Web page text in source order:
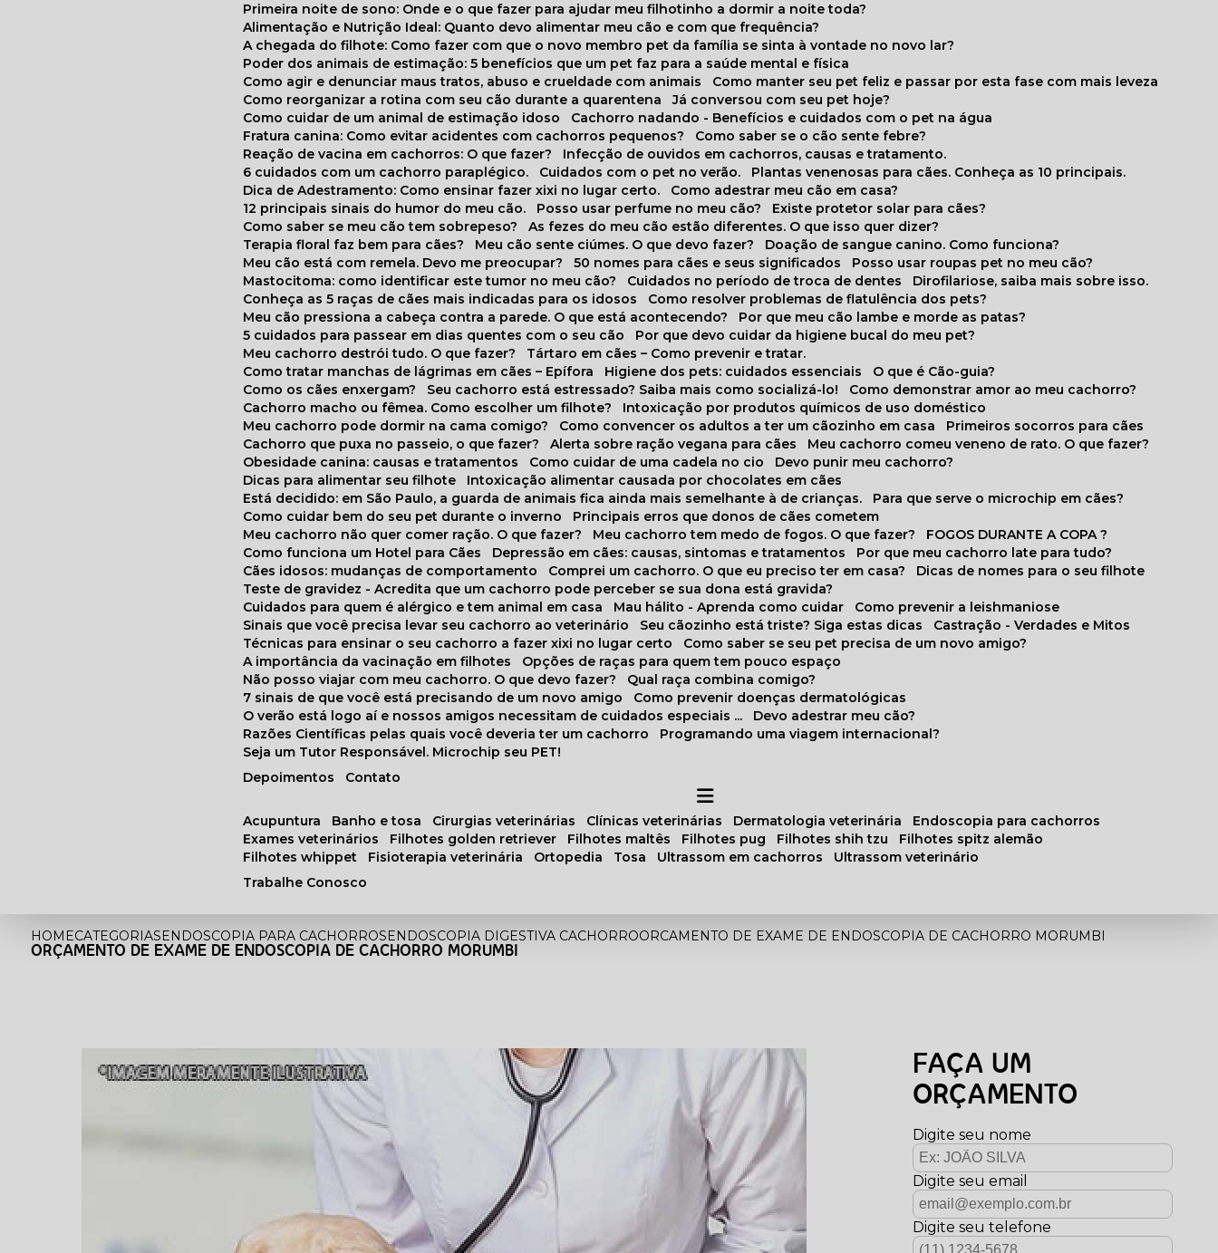
Depoimentos
Primeira noite de sono: Onde e o que fazer para ajudar meu filhotinho a dormir a noite toda?
Alimentação e Nutrição Ideal: Quanto devo alimentar meu cão e com que frequência?
A chegada do filhote: Como fazer com que o novo membro pet da família se sinta à vontade no novo lar?
Poder dos animais de estimação: 5 benefícios que um pet faz para a saúde mental e física
Como agir e denunciar maus tratos, abuso e crueldade com animais
Como manter seu pet feliz e passar por esta fase com mais leveza
Como reorganizar a rotina com seu cão durante a quarentena
Já conversou com seu pet hoje?
Como cuidar de um animal de estimação idoso
Cachorro nadando - Benefícios e cuidados com o pet na água
Fratura canina: Como evitar acidentes com cachorros pequenos?
Como saber se o cão sente febre?
Reação de vacina em cachorros: O que fazer?
Infecção de ouvidos em cachorros, causas e tratamento.
6 cuidados com um cachorro paraplégico.
Cuidados com o pet no verão.
Plantas venenosas para cães. Conheça as 10 principais.
Dica de Adestramento: Como ensinar fazer xixi no lugar certo.
Como adestrar meu cão em casa?
12 principais sinais do humor do meu cão.
Posso usar perfume no meu cão?
Existe protetor solar para cães?
Como saber se meu cão tem sobrepeso?
As fezes do meu cão estão diferentes. O que isso quer dizer?
Terapia floral faz bem para cães?
Meu cão sente ciúmes. O que devo fazer?
Doação de sangue canino. Como funciona?
Meu cão está com remela. Devo me preocupar?
50 nomes para cães e seus significados
Posso usar roupas pet no meu cão?
Mastocitoma: como identificar este tumor no meu cão?
Cuidados no período de troca de dentes
Dirofilariose, saiba mais sobre isso.
Conheça as 5 raças de cães mais indicadas para os idosos
Como resolver problemas de flatulência dos pets?
Meu cão pressiona a cabeça contra a parede. O que está acontecendo?
Por que meu cão lambe e morde as patas?
5 cuidados para passear em dias quentes com o seu cão
Por que devo cuidar da higiene bucal do meu pet?
Meu cachorro destrói tudo. O que fazer?
Tártaro em cães – Como prevenir e tratar.
Como tratar manchas de lágrimas em cães – Epífora
Higiene dos pets: cuidados essenciais
O que é Cão-guia?
Como os cães enxergam?
Seu cachorro está estressado? Saiba mais como socializá-lo!
Como demonstrar amor ao meu cachorro?
Cachorro macho ou fêmea. Como escolher um filhote?
Intoxicação por produtos químicos de uso doméstico
Meu cachorro pode dormir na cama comigo?
Como convencer os adultos a ter um cãozinho em casa
Primeiros socorros para cães
Cachorro que puxa no passeio, o que fazer?
Alerta sobre ração vegana para cães
Meu cachorro comeu veneno de rato. O que fazer?
Obesidade canina: causas e tratamentos
Como cuidar de uma cadela no cio
Devo punir meu cachorro?
Dicas para alimentar seu filhote
Intoxicação alimentar causada por chocolates em cães
Está decidido: em São Paulo, a guarda de animais fica ainda mais semelhante à de crianças.
Para que serve o microchip em cães?
Como cuidar bem do seu pet durante o inverno
Principais erros que donos de cães cometem
Meu cachorro não quer comer ração. O que fazer?
Meu cachorro tem medo de fogos. O que fazer?
FOGOS DURANTE A COPA ?
Como funciona um Hotel para Cães
Depressão em cães: causas, sintomas e tratamentos
Por que meu cachorro late para tudo?
Cães idosos: mudanças de comportamento
Comprei um cachorro. O que eu preciso ter em casa?
Dicas de nomes para o seu filhote
Teste de gravidez - Acredita que um cachorro pode perceber se sua dona está gravida?
Cuidados para quem é alérgico e tem animal em casa
Mau hálito - Aprenda como cuidar
Como prevenir a leishmaniose
Sinais que você precisa levar seu cachorro ao veterinário
Seu cãozinho está triste? Siga estas dicas
Castração - Verdades e Mitos
Técnicas para ensinar o seu cachorro a fazer xixi no lugar certo
Como saber se seu pet precisa de um novo amigo?
A importância da vacinação em filhotes
Opções de raças para quem tem pouco espaço
Não posso viajar com meu cachorro. O que devo fazer?
Qual raça combina comigo?
7 sinais de que você está precisando de um novo amigo
Como prevenir doenças dermatológicas
O verão está logo aí e nossos amigos necessitam de cuidados especiais ...
Devo adestrar meu cão?
Razões Científicas pelas quais você deveria ter um cachorro
Programando uma viagem internacional?
Seja um Tutor Responsável. Microchip seu PET!
Contato
acupuntura banho e tosa cirurgias veterinárias clínicas veterinárias dermatologia veterinária
endoscopia para cachorros
exames veterinários
filhotes golden retriever filhotes maltês filhotes pug filhotes shih tzu
filhotes spitz alemão
filhotes whippet
fisioterapia veterinária ortopedia tosa ultrassom em cachorros
ultrassom veterinário
Trabalhe Conosco
HOMECATEGORIASENDOSCOPIA PARA CACHORROSENDOSCOPIA DIGESTIVA CACHORROORCAMENTO DE EXAME DE ENDOSCOPIA DE CACHORRO MORUMBI
ORÇAMENTO DE EXAME DE ENDOSCOPIA DE CACHORRO MORUMBI
FAÇA UM
ORÇAMENTO
Digite seu nome
Digite seu email
Digite seu telefone